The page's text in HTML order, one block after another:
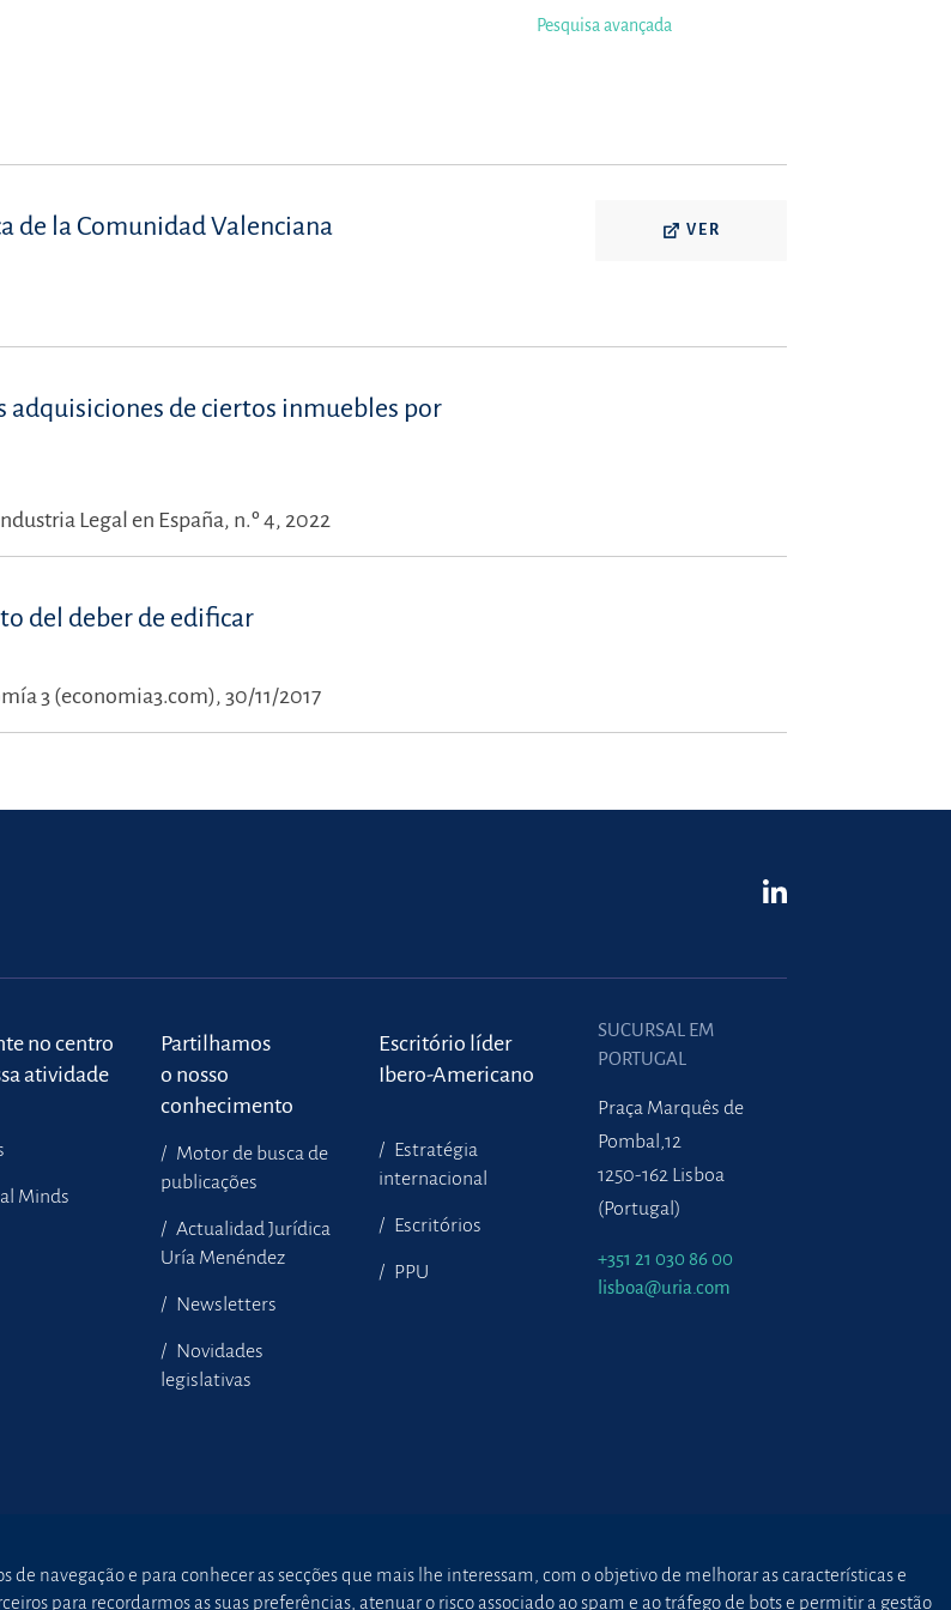
Pesquisa avançada
de la Comunidad Valenciana VER
adquisiciones de ciertos inmuebles por
Legal en España, n.º 4, 2022
del deber de edificar
3 (economia3.com), 30/11/2017
no centro
atividade
Minds
Partilhamos
o nosso
conhecimento
Motor de busca de
publicações
Actualidad Jurídica
Uría Menéndez
Newsletters
Novidades
legislativas
Escritório líder
Ibero-Americano
Estratégia
internacional
Escritórios
PPU
SUCURSAL EM
PORTUGAL
Praça Marquês de
Pombal,12
1250-162 Lisboa
(Portugal)
+351 21 030 86 00
lisboa@uria.com
navegação e para conhecer as secções que mais lhe interessam, com o objetivo de melhorar as características e
para recordarmos as suas preferências, atenuar o risco associado ao spam e ao tráfego de bots e permitir a gestão